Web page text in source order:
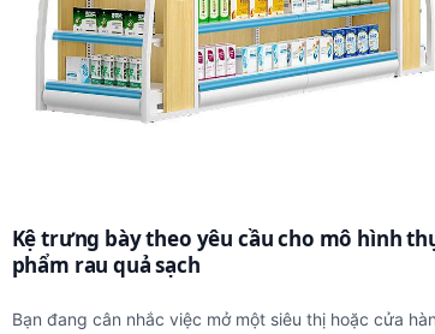
Kệ trưng bày theo yêu cầu cho mô hình
phẩm rau quả sạch
Bạn đang cân nhắc việc mở một siêu thị hoặc cửa